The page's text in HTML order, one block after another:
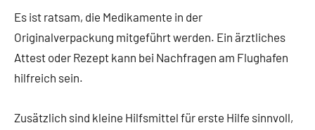
Es ist ratsam, die Medikamente in der
Originalverpackung mitgeführt werden. Ein ärztliches
Attest oder Rezept kann bei Nachfragen am Flughafen
hilfreich sein.
Zusätzlich sind kleine Hilfsmittel für erste Hilfe sinnvoll,